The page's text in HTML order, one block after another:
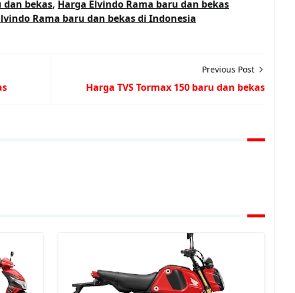
dan bekas, Harga Elvindo Rama baru dan bekas
Rama baru dan bekas di Indonesia
Previous Post
Harga TVS Tormax 150 baru dan bekas